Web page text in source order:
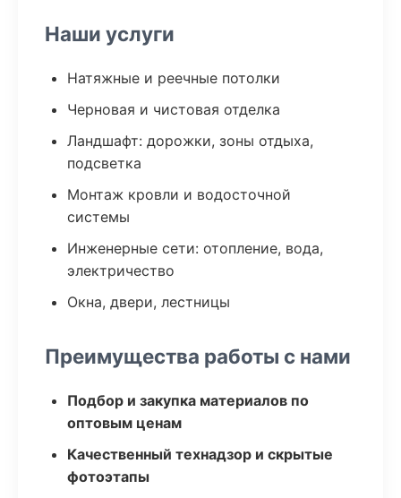
Наши услуги
Натяжные и реечные потолки
Черновая и чистовая отделка
Ландшафт: дорожки, зоны отдыха,
подсветка
Монтаж кровли и водосточной
системы
Инженерные сети: отопление, вода,
электричество
Окна, двери, лестницы
Преимущества работы с нами
Подбор и закупка материалов по
оптовым ценам
Качественный технадзор и скрытые
фотоэтапы